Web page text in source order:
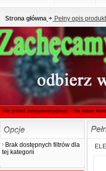
Strona główna Pełny opis
Nie jesteś zalogowany(ana) - Nie masz
Brak dostępnych filtrów dla
tej kategorii